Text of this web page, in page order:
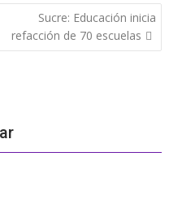
Sucre: Educación inicia
refacción de 70 escuelas